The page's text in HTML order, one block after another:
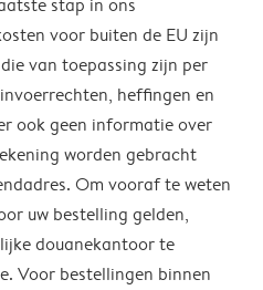
stap in ons
voor buiten de EU zijn
van toepassing zijn per
heffingen en
ook geen informatie over
worden gebracht
Om vooraf te weten
uw bestelling gelden,
douanekantoor te
Voor bestellingen binnen